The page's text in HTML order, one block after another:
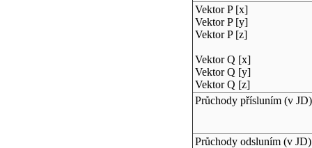
Vektor P [x]
Vektor P [y]
Vektor P [z]
Vektor Q [x]
Vektor Q [y]
Vektor Q [z]
Průchody přísluním (v JD)
Průchody odsluním (v JD)